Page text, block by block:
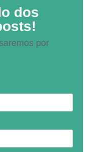
dos
por